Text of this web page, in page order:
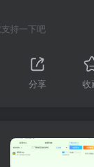
持一下吧
分享 收